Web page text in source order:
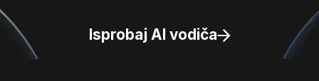
Isprobaj AI vodiča